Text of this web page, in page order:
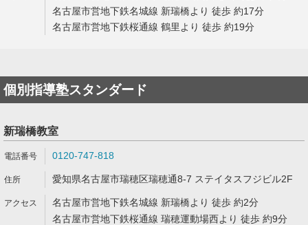
名古屋市営地下鉄名城線 新瑞橋より 徒歩 約17分
名古屋市営地下鉄桜通線 鶴里より 徒歩 約19分
個別指導塾スタンダード
新瑞橋教室
0120-747-818
愛知県名古屋市瑞穂区瑞穂通8-7 ステイタスフジビル2F
名古屋市営地下鉄名城線 新瑞橋より 徒歩 約2分
名古屋市営地下鉄桜通線 瑞穂運動場西より 徒歩 約9分